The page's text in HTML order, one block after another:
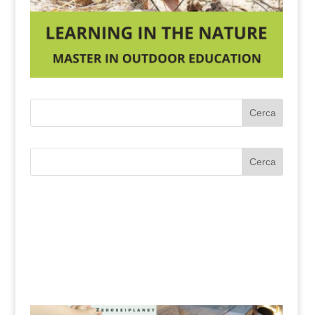
Cerca
Cerca